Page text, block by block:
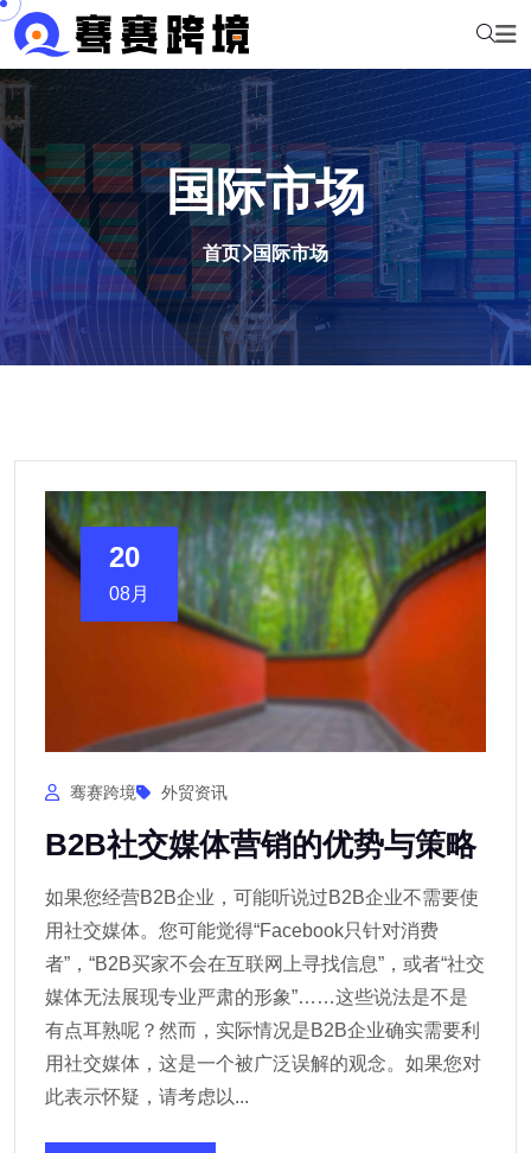
国际市场
首页 国际市场
20
08月
骞赛跨境 外贸资讯
B2B社交媒体营销的优势与策略
如果您经营B2B企业，可能听说过B2B企业不需要使
用社交媒体。您可能觉得“Facebook只针对消费
者”，“B2B买家不会在互联网上寻找信息”，或者“社交
媒体无法展现专业严肃的形象”……这些说法是不是
有点耳熟呢？然而，实际情况是B2B企业确实需要利
用社交媒体，这是一个被广泛误解的观念。如果您对
此表示怀疑，请考虑以...